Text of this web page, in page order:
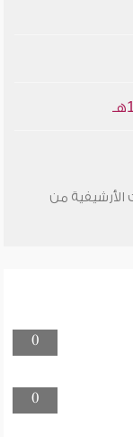
الأرشيفية من
0
0